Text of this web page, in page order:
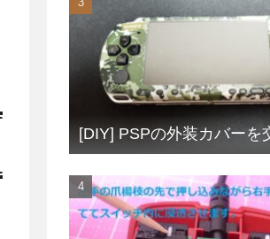
[DIY] PSPの外装カバーを